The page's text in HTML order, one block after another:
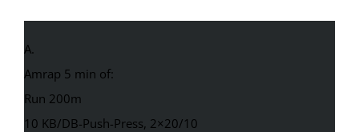
A.
Amrap 5 min of:
Run 200m
10 KB/DB-Push-Press, 2×20/10